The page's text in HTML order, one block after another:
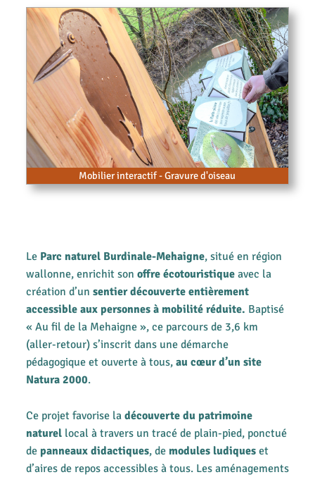
Mobilier interactif - Gravure d'oiseau
Le Parc naturel Burdinale-Mehaigne, situé en région
wallonne, enrichit son offre écotouristiqueavec la
création d’un sentier découverte entièrement
accessible aux personnes à mobilité réduite. Baptisé
« Au fil de la Mehaigne », ce parcours de 3,6 km
(aller-retour) s’inscrit dans une démarche
pédagogique et ouverte à tous, au cœur d’un site
Natura 2000.
Ce projet favorise la découverte du patrimoine
naturellocal à travers un tracé de plain-pied, ponctué
de panneaux didactiques, de modules ludiqueset
d’aires de repos accessibles à tous. Les aménagements